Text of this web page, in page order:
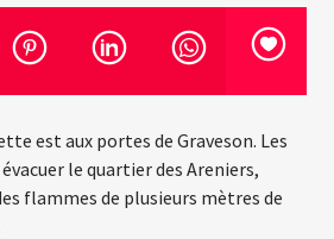
Années 100% 80s
est aux portes de Graveson. Les
le quartier des Areniers,
flammes de plusieurs mètres de